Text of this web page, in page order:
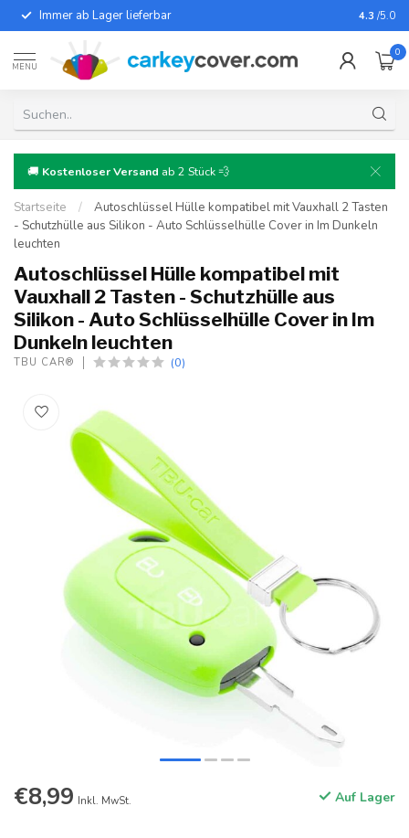
Immer ab Lager lieferbar Für fast
4.3 /5.0
MENU
0
🚚 Kostenloser Versand ab 2 Stück 💨
Startseite /
Autoschlüssel Hülle kompatibel mit Vauxhall 2 Tasten
- Schutzhülle aus Silikon - Auto Schlüsselhülle Cover in Im Dunkeln
leuchten
Autoschlüssel Hülle kompatibel mit
Vauxhall 2 Tasten - Schutzhülle aus
Silikon - Auto Schlüsselhülle Cover in Im
Dunkeln leuchten
TBU CAR® (0)
€8,99 Inkl. MwSt. Auf Lager